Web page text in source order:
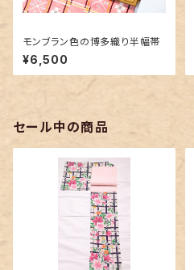
モンブラン色の博多織り半幅帯
¥6,500
セール中の商品